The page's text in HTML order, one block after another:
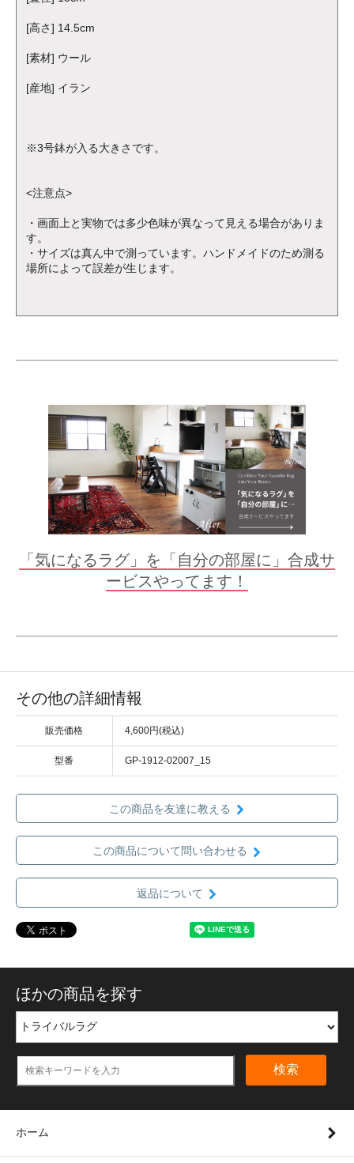
[高さ] 14.5cm
[素材] ウール
[産地] イラン
※3号鉢が入る大きさです。
<注意点>
・画面上と実物では多少色味が異なって見える場合がありま
す。
・サイズは真ん中で測っています。ハンドメイドのため測る
場所によって誤差が生じます。
「気になるラグ」を「自分の部屋に」合成サ
ービスやってます！
その他の詳細情報
販売価格 4,600円(税込)
型番 GP-1912-02007_15
この商品を友達に教える
この商品について問い合わせる
返品について
ほかの商品を探す
検索
ホーム